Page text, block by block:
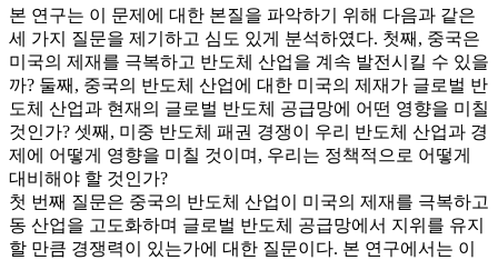
본 연구는 이 문제에 대한 본질을 파악하기 위해 다음과 같은
세 가지 질문을 제기하고 심도 있게 분석하였다. 첫째, 중국은
미국의 제재를 극복하고 반도체 산업을 계속 발전시킬 수 있을
까? 둘째, 중국의 반도체 산업에 대한 미국의 제재가 글로벌 반
도체 산업과 현재의 글로벌 반도체 공급망에 어떤 영향을 미칠
것인가? 셋째, 미중 반도체 패권 경쟁이 우리 반도체 산업과 경
제에 어떻게 영향을 미칠 것이며, 우리는 정책적으로 어떻게
대비해야 할 것인가?
첫 번째 질문은 중국의 반도체 산업이 미국의 제재를 극복하고
동 산업을 고도화하며 글로벌 반도체 공급망에서 지위를 유지
할 만큼 경쟁력이 있는가에 대한 질문이다. 본 연구에서는 이